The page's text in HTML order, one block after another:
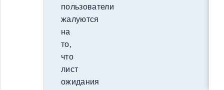
пользователи
жалуются
на
то,
что
лист
ожидания